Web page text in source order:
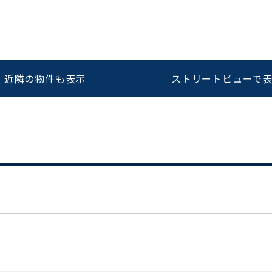
スムーズにご案内できます
0120-620-213
近隣の物件も表示 ストリートビューで